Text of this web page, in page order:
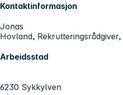
Kontaktinformasjon
Jonas
Hovland, Rekrutteringsrådgiver,
Arbeidsstad
6230 Sykkylven